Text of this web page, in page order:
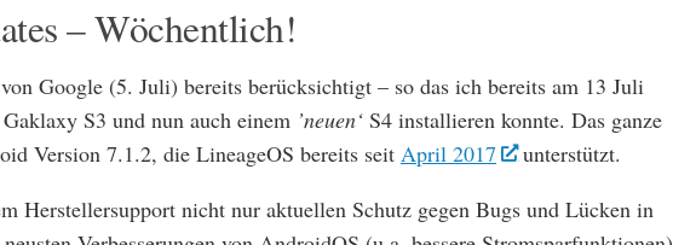
– Wöchentlich!
Google (5. Juli) bereits berücksichtigt – so das ich bereits am 13 Juli
S3 und nun auch einem ’neuen‘ S4 installieren konnte. Das ganze
Version 7.1.2, die LineageOS bereits seit April 2017
unterstützt.
Herstellersupport nicht nur aktuellen Schutz gegen Bugs und Lücken in